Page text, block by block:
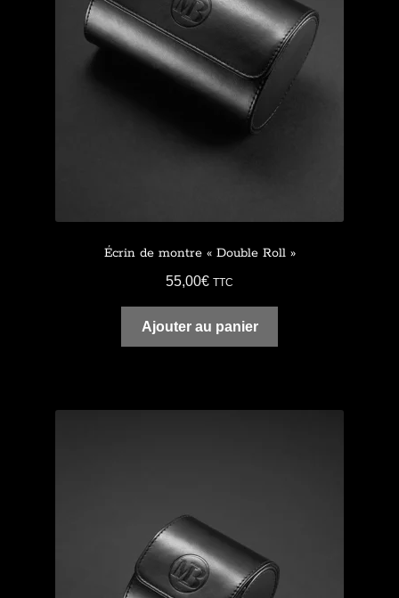
Écrin de montre « Double Roll »
55,00€ TTC
Ajouter au panier